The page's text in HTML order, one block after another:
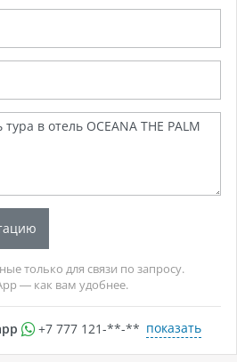
только для связи по запросу.
— как вам удобнее.
+7 777 121-**-** показать